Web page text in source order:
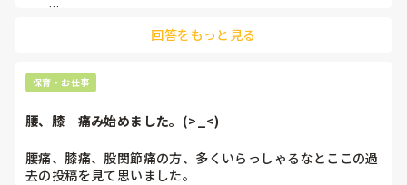
「こんなこと聞いたら迷惑かな」と抱え込んでいるケースがと
待つスタイルから一歩踏み出して、リーダー側から「〇〇の
件、どこまで進んだ？」「困ってることない？」と具体的に声
てしまうと、後輩も質問しやすくなりますよ。一人で抱え込ま
ず、声をかけやすい雰囲気作りから試してみてくださいね。
回答をもっと見る
保育・お仕事
腰、膝　痛み始めました。(>_<)
腰痛、膝痛、股関節痛の方、多くいらっしゃるなとここの過
去の投稿を見て思いました。